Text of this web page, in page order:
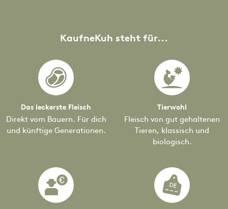
KaufneKuh steht für...
Das leckerste Fleisch
Direkt vom Bauern. Für dich
und künftige Generationen.
Tierwohl
Fleisch von gut gehaltenen
Tieren, klassisch und
biologisch.